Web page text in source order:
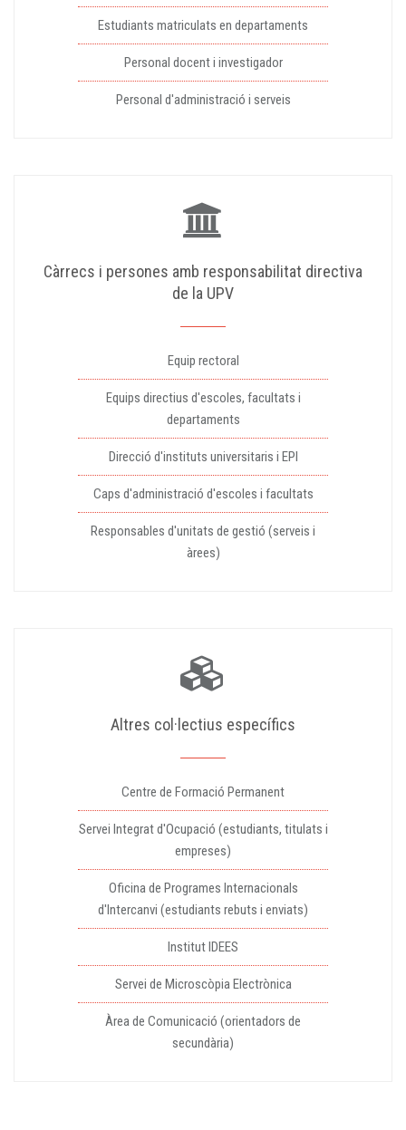
Estudiants matriculats en departaments
Personal docent i investigador
Personal d'administració i serveis
Càrrecs i persones amb responsabilitat directiva
de la UPV
Equip rectoral
Equips directius d'escoles, facultats i
departaments
Direcció d'instituts universitaris i EPI
Caps d'administració d'escoles i facultats
Responsables d'unitats de gestió (serveis i
àrees)
Altres col·lectius específics
Centre de Formació Permanent
Servei Integrat d'Ocupació (estudiants, titulats i
empreses)
Oficina de Programes Internacionals
d'Intercanvi (estudiants rebuts i enviats)
Institut IDEES
Servei de Microscòpia Electrònica
Àrea de Comunicació (orientadors de
secundària)